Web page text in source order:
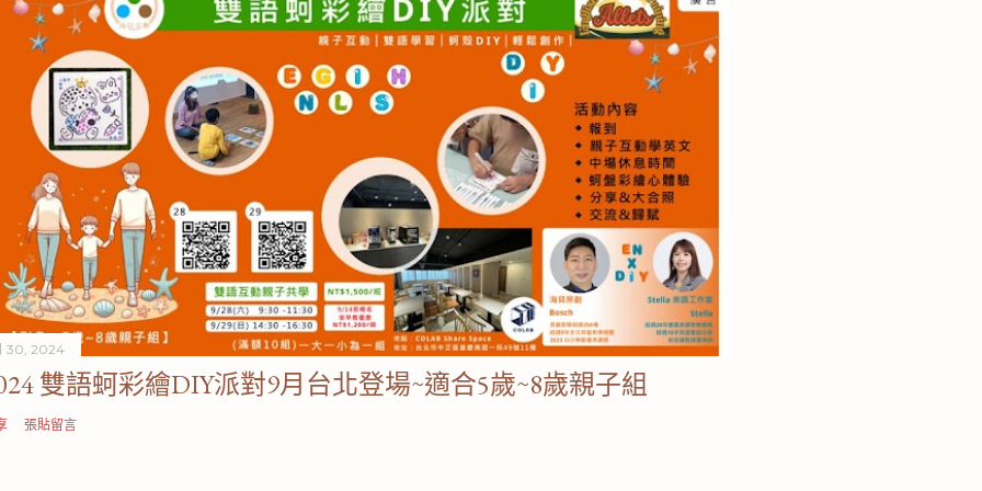
30, 2024
雙語蚵彩繪DIY派對9月台北登場~適合5歲~8歲親子組
張貼留言